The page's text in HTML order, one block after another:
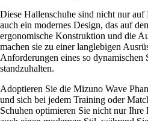
Diese Hallenschuhe sind nicht nur auf
auch ein modernes Design, das auf
ergonomische Konstruktion und die
machen sie zu einer langlebigen
Anforderungen eines so dynamischen
standzuhalten.
Adoptieren Sie die Mizuno Wave
und sich bei jedem Training oder
Schuhen optimieren Sie nicht nur Ihre